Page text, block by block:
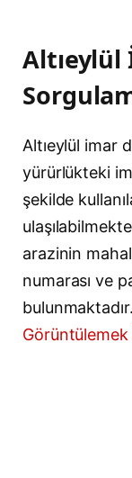
Altıeylül
Altıeylül imar
yürürlükteki
şekilde
arazinin
numarası ve
Görüntülemek